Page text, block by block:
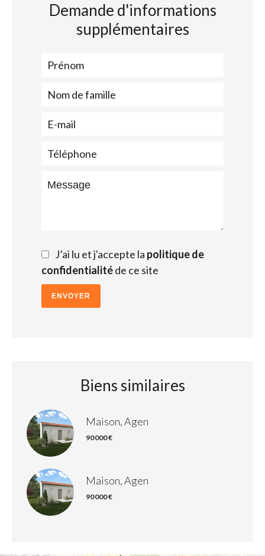
Demande d'informations
supplémentaires
J’ai lu et j'accepte la politique de
confidentialitéde ce site
ENVOYER
Biens similaires
Maison, Agen
90 000 €
Maison, Agen
90 000 €